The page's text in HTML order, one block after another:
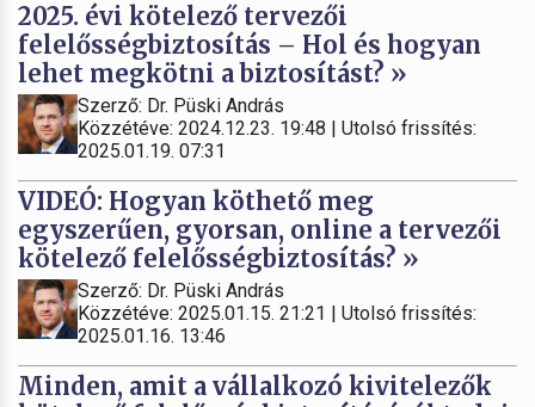
2025. évi kötelező tervezői
felelősségbiztosítás – Hol és hogyan
lehet megkötni a biztosítást? »
Szerző: Dr. Püski András
Közzétéve: 2024.12.23. 19:48 | Utolsó frissítés:
2025.01.19. 07:31
VIDEÓ: Hogyan köthető meg
egyszerűen, gyorsan, online a tervezői
kötelező felelősségbiztosítás? »
Szerző: Dr. Püski András
Közzétéve: 2025.01.15. 21:21 | Utolsó frissítés:
2025.01.16. 13:46
Minden, amit a vállalkozó kivitelezők